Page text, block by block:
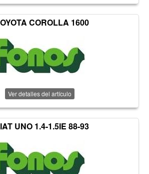
COROLLA 1600
Ver detalles del artículo
UNO 1.4-1.5IE 88-93